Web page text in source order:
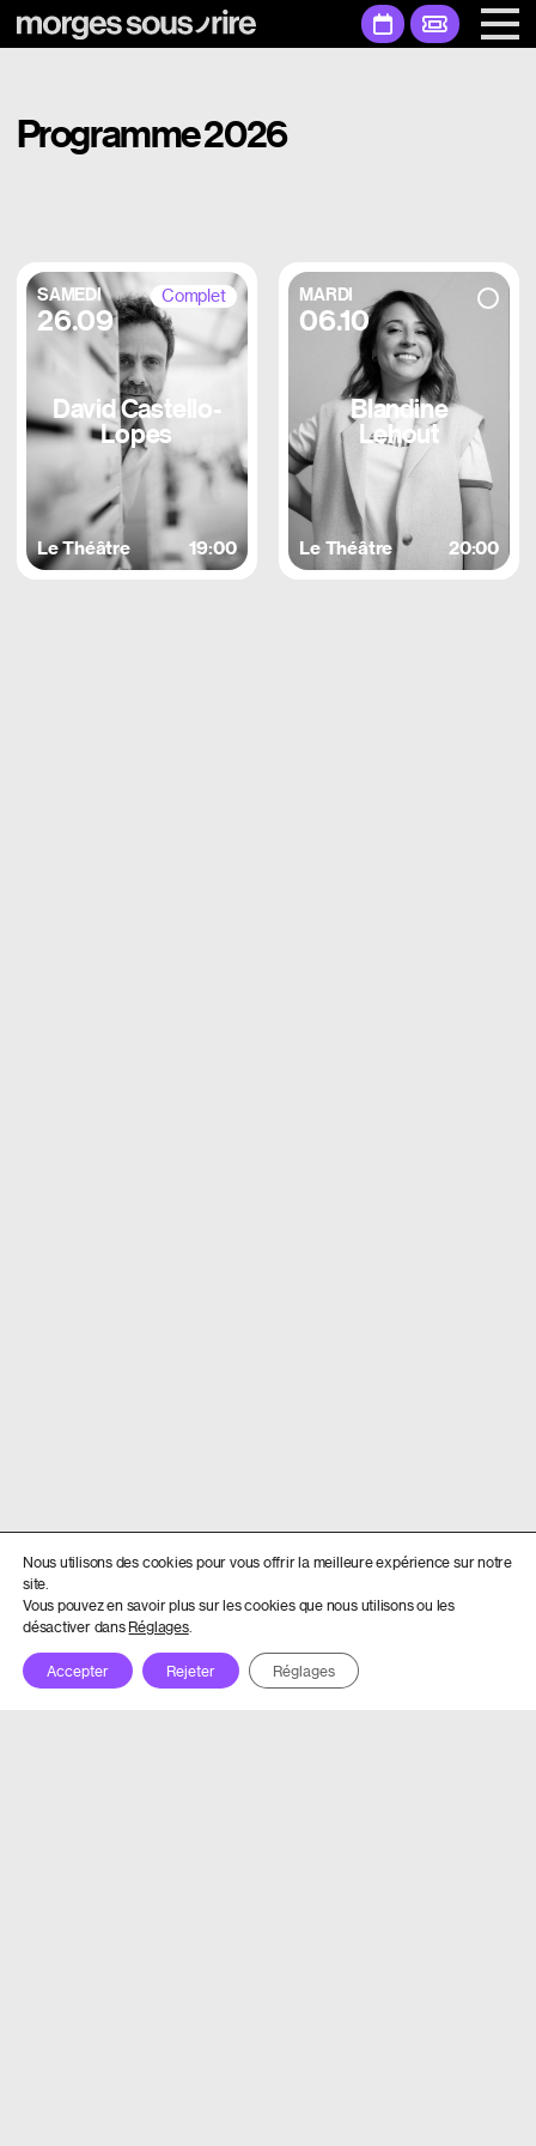
Programme 2026
SAMEDI
26.09
Complet
David Castello-
Lopes
Le Théâtre 19:00
MARDI
06.10
Blandine
Lehout
Le Théâtre 20:00
Nous utilisons des cookies pour vous offrir la meilleure expérience sur notre
site.
Vous pouvez en savoir plus sur les cookies que nous utilisons ou les
désactiver dans Réglages.
Accepter Rejeter Réglages